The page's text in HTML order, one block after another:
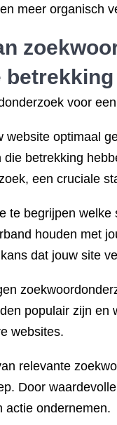
meer organisch
voor
website optimaal
betrekking
een cruciale
te begrijpen
houden met
dat jouw site
populair zijn
websites.
relevante
Door
actie ondernemen.